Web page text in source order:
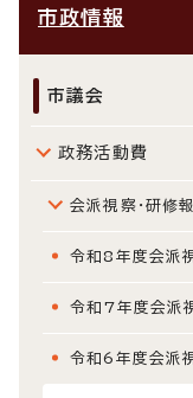
市政情報
市議会
政務活動費
会派視察・研修
令和8年度会派
令和7年度会派
令和6年度会派